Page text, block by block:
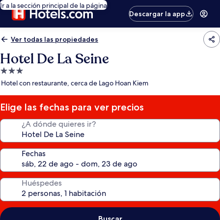
Ir a la sección principal de la página
Descargar la app
Ver todas las propiedades
Hotel De La Seine
Propiedad
de
estrellas
Hotel con restaurante, cerca de Lago Hoan Kiem
Elige las fechas para ver precios
¿A dónde quieres ir?
Fechas
Huéspedes